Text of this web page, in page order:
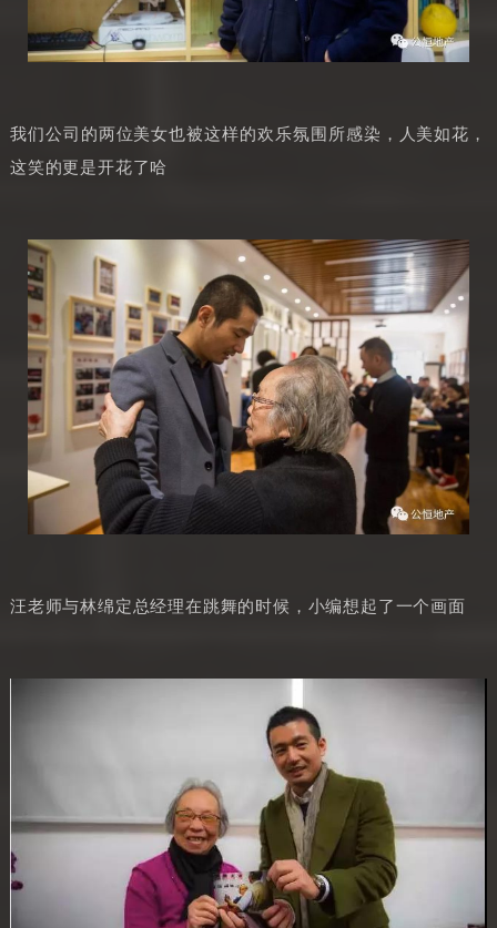
我们公司的两位美女也被这样的欢乐氛围所感染，人美如花，
这笑的更是开花了哈
汪老师与林绵定总经理在跳舞的时候，小编想起了一个画面